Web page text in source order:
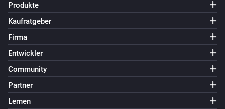
Produkte
Kaufratgeber
Firma
Entwickler
Community
Partner
Lernen